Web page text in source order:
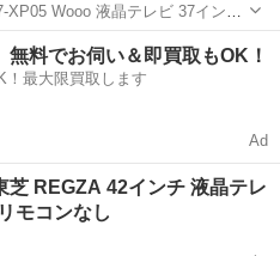
Wooo 液晶テレビ 37インチ
】黒 【サイズ】幅910.x高さ
座から） 【付属品】リモ...
レビ
無料でお伺い＆即買取もOK！
！最大限買取します
Ad
芝 REGZA 42インチ 液晶テレ
モコンなし